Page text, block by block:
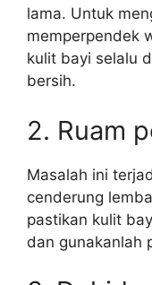
lama. Untuk
memperpendek
kulit bayi selalu
bersih.
2. Ruam
Masalah ini
cenderung
pastikan kulit
dan gunakanlah